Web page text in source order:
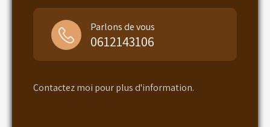
Parlons de vous
0612143106
Contactez moi pour plus d'information.